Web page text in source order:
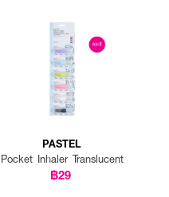
PASTEL
Pocket Inhaler Translucent
฿29